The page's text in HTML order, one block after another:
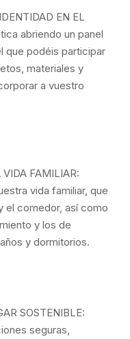
EN EL
abriendo un panel
que podéis participar
materiales y
a vuestro
FAMILIAR:
vida familiar, que
el comedor, así como
y los de
y dormitorios.
SOSTENIBLE:
seguras,